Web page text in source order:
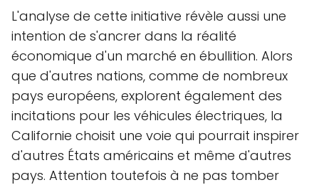
L'analyse de cette initiative révèle aussi une
intention de s'ancrer dans la réalité
économique d'un marché en ébullition. Alors
que d'autres nations, comme de nombreux
pays européens, explorent également des
incitations pour les véhicules électriques, la
Californie choisit une voie qui pourrait inspirer
d'autres États américains et même d'autres
pays. Attention toutefois à ne pas tomber